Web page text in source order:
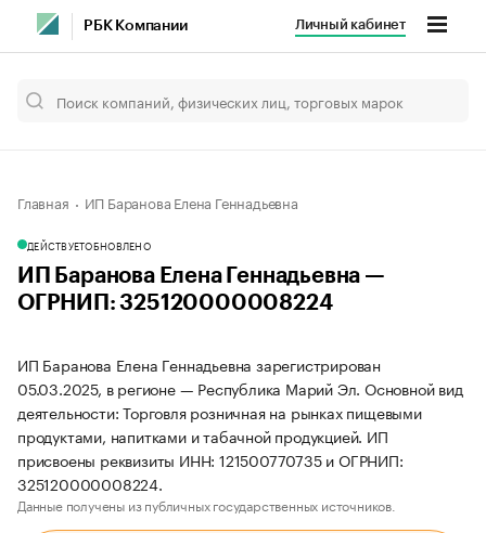
РБК Компании Личный кабинет
Главная ИП Баранова Елена Геннадьевна
ДЕЙСТВУЕТОБНОВЛЕНО
ИП Баранова Елена Геннадьевна —
ОГРНИП: 325120000008224
ИП Баранова Елена Геннадьевна зарегистрирован
05.03.2025, в регионе — Республика Марий Эл. Основной вид
деятельности: Торговля розничная на рынках пищевыми
продуктами, напитками и табачной продукцией. ИП
присвоены реквизиты ИНН: 121500770735 и ОГРНИП:
325120000008224.
Данные получены из публичных государственных источников.